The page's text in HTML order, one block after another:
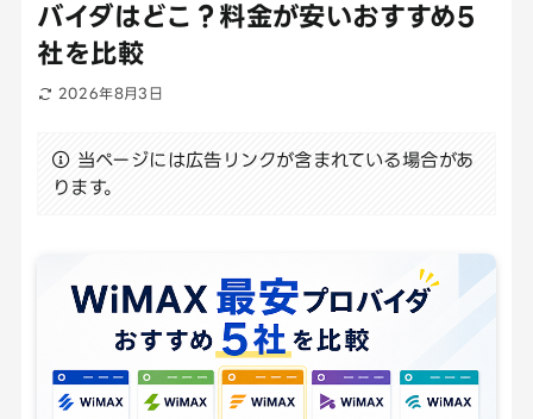
バイダはどこ？料金が安いおすすめ5
社を比較
2026年8月3日
当ページには広告リンクが含まれている場合があ
ります。